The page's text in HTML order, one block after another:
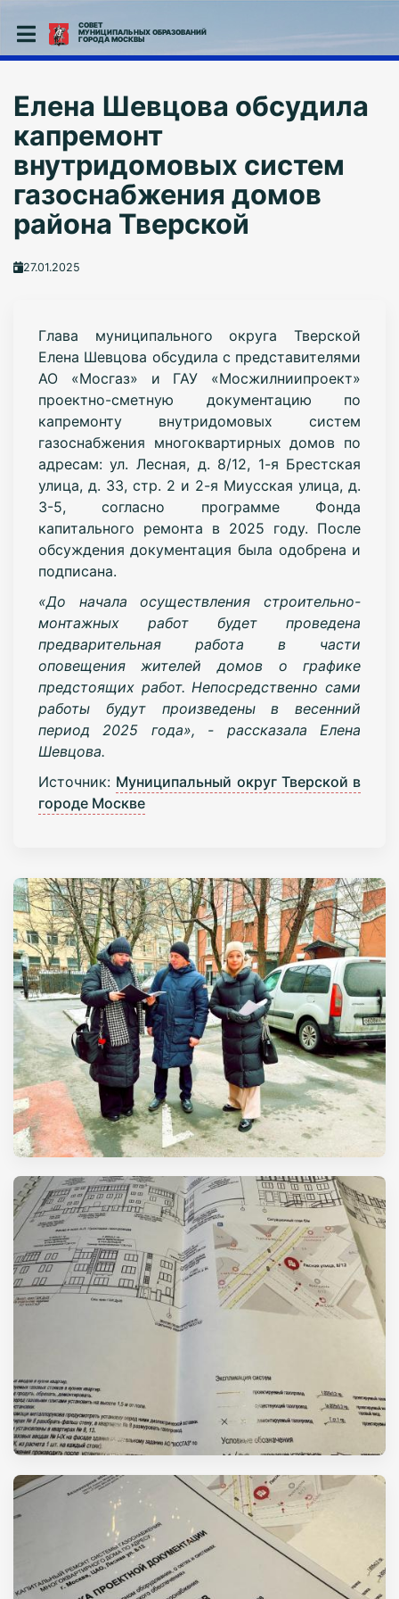
СОВЕТ
МУНИЦИПАЛЬНЫХ ОБРАЗОВАНИЙ
ГОРОДА МОСКВЫ
Елена Шевцова обсудила
капремонт
внутридомовых систем
газоснабжения домов
района Тверской
27.01.2025
Глава муниципального округа Тверской
Елена Шевцова обсудила с представителями
АО «Мосгаз» и ГАУ «Мосжилниипроект»
проектно-сметную документацию по
капремонту внутридомовых систем
газоснабжения многоквартирных домов по
адресам: ул. Лесная, д. 8/12, 1-я Брестская
улица, д. 33, стр. 2 и 2-я Миусская улица, д.
3-5, согласно программе Фонда
капитального ремонта в 2025 году. После
обсуждения документация была одобрена и
подписана.
«До начала осуществления строительно-
монтажных работ будет проведена
предварительная работа в части
оповещения жителей домов о графике
предстоящих работ. Непосредственно сами
работы будут произведены в весенний
период 2025 года», - рассказала Елена
Шевцова.
Источник: Муниципальный округ Тверской в
городе Москве